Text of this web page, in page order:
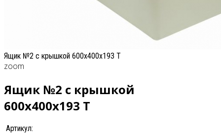
Ящик №2 с крышкой 600x400x193 T
zoom
Ящик №2 с крышкой
600x400x193 T
Артикул: